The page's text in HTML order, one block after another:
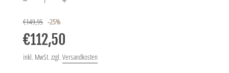
€149,95 Sonderpreis
-25%Normaler
Preis
€112,50
inkl. MwSt. zzgl. Versandkosten